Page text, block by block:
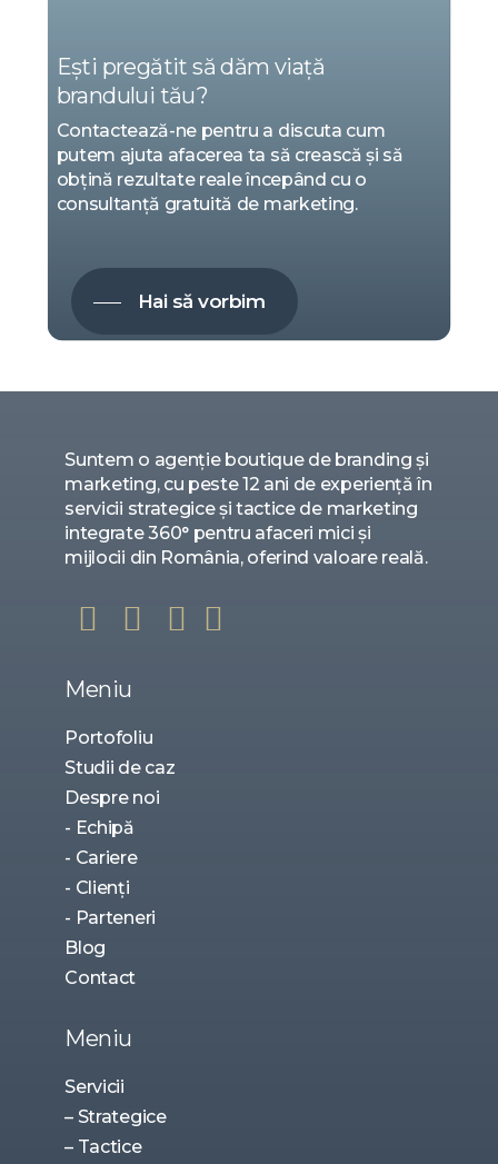
Ești pregătit să dăm viață
brandului tău?
Contactează-ne pentru a discuta cum
putem ajuta afacerea ta să crească și să
obțină rezultate reale începând cu o
consultanță gratuită de marketing.
Hai să vorbim
Suntem o agenție boutique de branding și
marketing, cu peste 12 ani de experiență în
servicii strategice și tactice de marketing
integrate 360° pentru afaceri mici și
mijlocii din România, oferind valoare reală.
Meniu
Portofoliu
Studii de caz
Despre noi
- Echipă
- Cariere
- Clienți
- Parteneri
Blog
Contact
Meniu
Servicii
– Strategice
– Tactice